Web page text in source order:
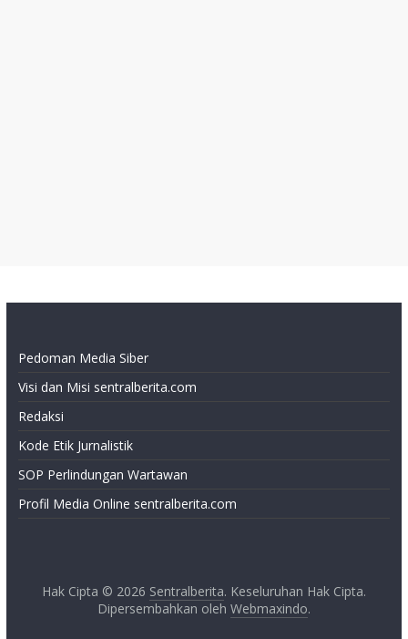
Pedoman Media Siber
Visi dan Misi sentralberita.com
Redaksi
Kode Etik Jurnalistik
SOP Perlindungan Wartawan
Profil Media Online sentralberita.com
Hak Cipta © 2026 Sentralberita. Keseluruhan Hak Cipta.
Dipersembahkan oleh Webmaxindo.